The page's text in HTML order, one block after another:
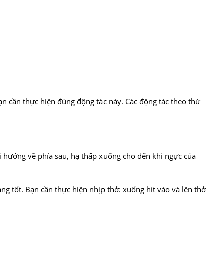
thực hiện đúng động tác này. Các động tác theo thứ
về phía sau, hạ thấp xuống cho đến khi ngực của
tốt. Bạn cần thực hiện nhịp thở: xuống hít vào và lên thở